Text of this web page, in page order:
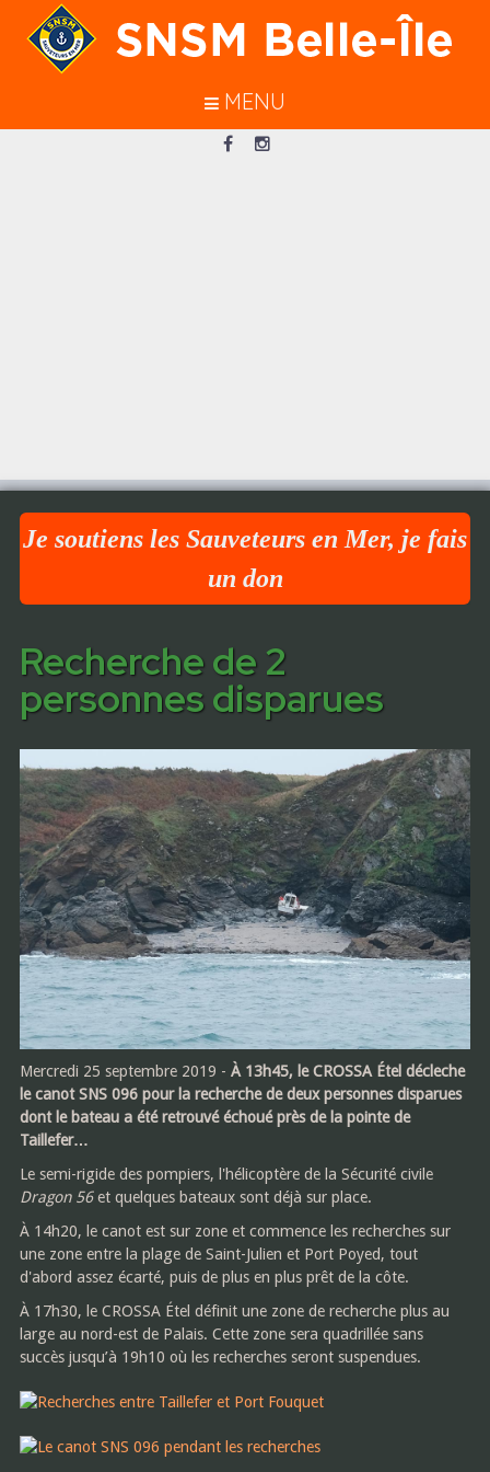
En poursuivant votre navigation sur
ce site, vous acceptez l’utilisation de
cookies pour vous garantir une
meilleure navigation.
MENU
Je soutiens les Sauveteurs en Mer, je fais
un don
Recherche de 2
personnes disparues
Mercredi 25 septembre 2019 - À 13h45, le CROSSA Étel décleche
le canot SNS 096 pour la recherche de deux personnes disparues
dont le bateau a été retrouvé échoué près de la pointe de
Taillefer…
Le semi-rigide des pompiers, l'hélicoptère de la Sécurité civile
Dragon 56et quelques bateaux sont déjà sur place.
À 14h20, le canot est sur zone et commence les recherches sur
une zone entre la plage de Saint-Julien et Port Poyed, tout
d'abord assez écarté, puis de plus en plus prêt de la côte.
À 17h30, le CROSSA Étel définit une zone de recherche plus au
large au nord-est de Palais. Cette zone sera quadrillée sans
succès jusqu’à 19h10 où les recherches seront suspendues.